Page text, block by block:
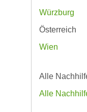
Würzburg
Österreich
Wien
Alle
Alle